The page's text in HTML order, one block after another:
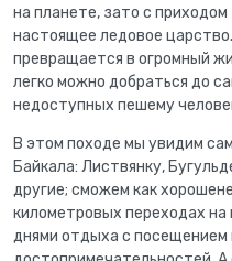
на планете, зато с
настоящее ледовое
превращается в огромный
легко можно добраться до
недоступных пешему
В этом походе мы увидим
Байкала: Листвянку,
другие; сможем как
километровых переходах на
днями отдыха с посещением